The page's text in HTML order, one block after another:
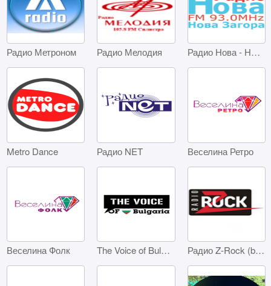
Радио Метроном Радио Мелодия Радио Нова - Нова Загора
Metro Dance Радио NET Веселина Ретро
Веселина Фолк The Voice of Bulgaria Радио Z-Rock (bTV Media Group)